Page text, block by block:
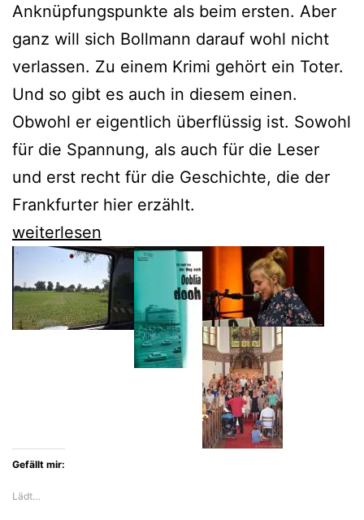
Anknüpfungspunkte als beim ersten. Aber
ganz will sich Bollmann darauf wohl nicht
verlassen. Zu einem Krimi gehört ein Toter.
Und so gibt es auch in diesem einen.
Obwohl er eigentlich überflüssig ist. Sowohl
für die Spannung, als auch für die Leser
und erst recht für die Geschichte, die der
Frankfurter hier erzählt.
Sören
Bollmann
schreibt
einen
weiterlesen
Gefällt mir:
Lädt…